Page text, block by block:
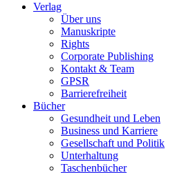
Verlag
Über uns
Manuskripte
Rights
Corporate Publishing
Kontakt & Team
GPSR
Barrierefreiheit
Bücher
Gesundheit und Leben
Business und Karriere
Gesellschaft und Politik
Unterhaltung
Taschenbücher